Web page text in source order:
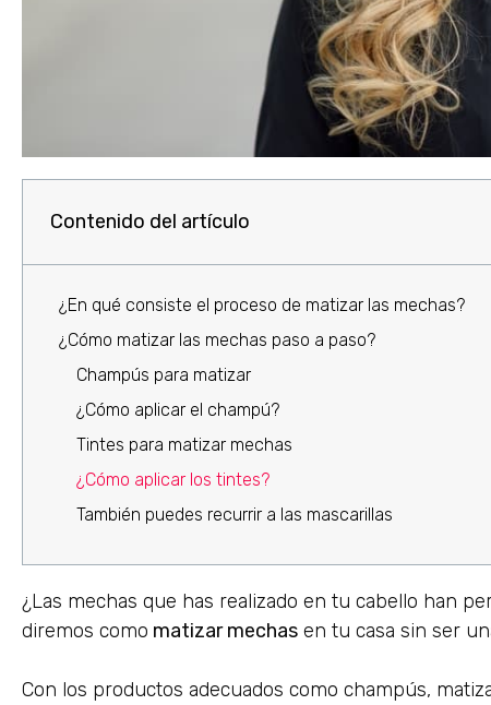
Contenido del artículo
¿En qué consiste el proceso de matizar las mechas?
¿Cómo matizar las mechas paso a paso?
Champús para matizar
¿Cómo aplicar el champú?
Tintes para matizar mechas
¿Cómo aplicar los tintes?
También puedes recurrir a las mascarillas
¿Las mechas que has realizado en tu cabello han
diremos como matizar mechas en tu casa sin ser
Con los productos adecuados como champús,